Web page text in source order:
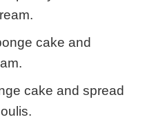
cake and
cake and spread